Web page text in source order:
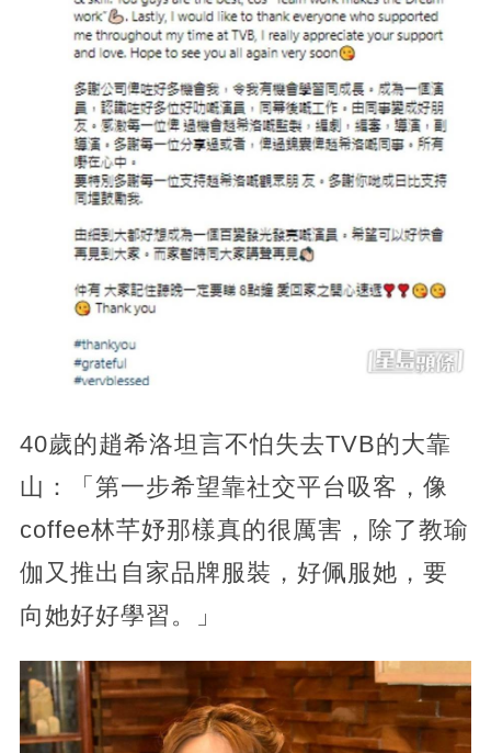
40歲的趙希洛坦言不怕失去TVB的大靠
山：「第一步希望靠社交平台吸客，像
coffee林芊妤那樣真的很厲害，除了教瑜
伽又推出自家品牌服裝，好佩服她，要
向她好好學習。」